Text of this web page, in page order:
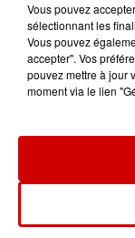
Vous pouvez
sélectionnant les
Vous pouvez
accepter". Vos
pouvez mettre à jour
moment via le lien